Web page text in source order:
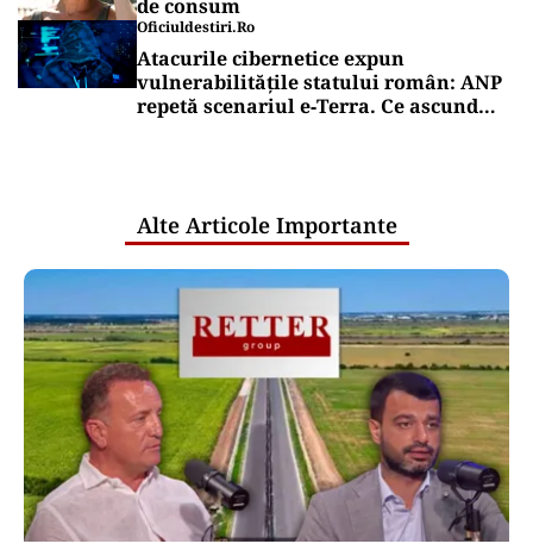
de consum
Oficiuldestiri.ro
Atacurile cibernetice expun
vulnerabilitățile statului român: ANP
repetă scenariul e‑Terra. Ce ascund
Alte Articole Importante